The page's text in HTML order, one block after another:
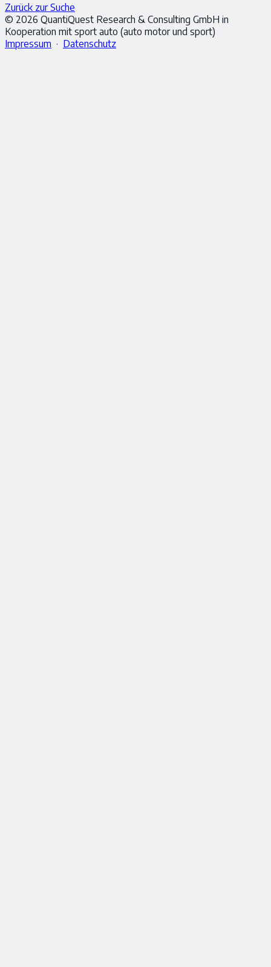
Zurück zur Suche
© 2026 QuantiQuest Research & Consulting GmbH in
Kooperation mit sport auto (auto motor und sport)
Impressum · Datenschutz